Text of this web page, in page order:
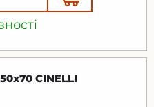
CINELLI